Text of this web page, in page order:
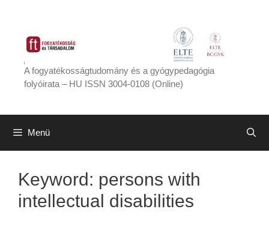
tartalomba
A fogyatékosságtudomány és a gyógypedagógia
folyóirata – HU ISSN 3004-0108 (Online)
Menü
Keyword: persons with
intellectual disabilities